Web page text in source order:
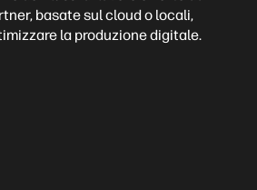
basate sul cloud o locali,
la produzione digitale.